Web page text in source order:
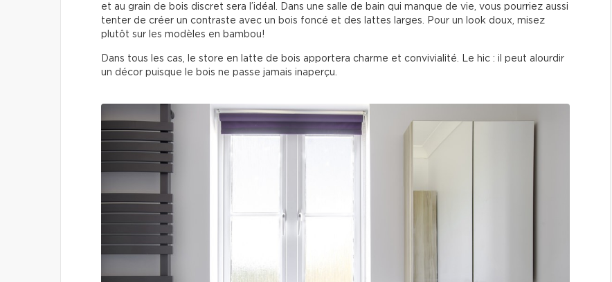
et au grain de bois discret sera l’idéal. Dans une salle de bain qui manque de vie, vous pourriez aussi
tenter de créer un contraste avec un bois foncé et des lattes larges. Pour un look doux, misez
plutôt sur les modèles en bambou!
Dans tous les cas, le store en latte de bois apportera charme et convivialité. Le hic : il peut alourdir
un décor puisque le bois ne passe jamais inaperçu.